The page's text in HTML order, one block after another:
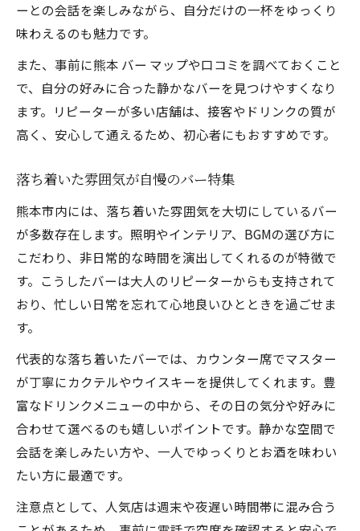
ーとの会話を楽しみながら、自分だけの一杯をゆっくり
味わえるのも魅力です。
また、事前に熊本 バー マップや口コミを調べておくこと
で、自分の好みに合った静かなバーを見つけやすくなり
ます。リピーターが多い店舗は、接客やドリンクの質が
高く、安心して通えるため、初心者にもおすすめです。
落ち着いた雰囲気が自慢のバー特集
熊本市内には、落ち着いた雰囲気を大切にしているバー
が多数存在します。照明やインテリア、BGMの選び方に
こだわり、非日常的な時間を演出してくれるのが特徴で
す。こうしたバーは大人のリピーターからも支持されて
おり、忙しい日常を忘れて心地良いひとときを過ごせま
す。
代表的な落ち着いたバーでは、カウンター席でマスター
が丁寧にカクテルやウイスキーを提供してくれます。豊
富なドリンクメニューの中から、その日の気分や好みに
合わせて選べるのも嬉しいポイントです。静かな空間で
会話を楽しみたい方や、一人でゆっくりとお酒を味わい
たい方に最適です。
注意点として、人気店は週末や夜遅い時間帯に混み合う